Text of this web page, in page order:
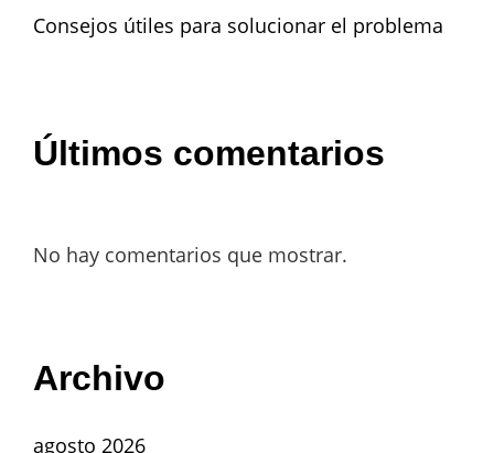
Consejos útiles para solucionar el problema
Últimos comentarios
No hay comentarios que mostrar.
Archivo
agosto 2026